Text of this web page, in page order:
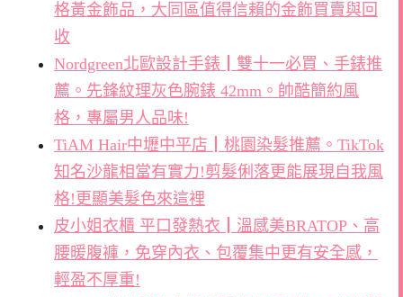
格黃金飾品，大同區值得信賴的金飾買賣與回
收
Nordgreen北歐設計手錶┃雙十一必買、手錶推
薦。先鋒紋理灰色腕錶 42mm。帥酷簡約風
格，專屬男人品味!
TiAM Hair中壢中平店┃桃園染髮推薦。TikTok
知名沙龍相當有實力!剪髮俐落更能展現自我風
格!更顯美髮色來這裡
皮小姐衣櫃 平口發熱衣┃溫感美BRATOP、高
腰暖腹褲，免穿內衣、包覆集中更有安全感，
輕盈不厚重!